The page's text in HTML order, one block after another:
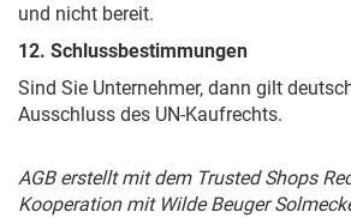
und nicht bereit.
12. Schlussbestimmungen
Sind Sie Unternehmer, dann gilt
Ausschluss des UN-Kaufrechts.
AGBerstellt mit dem Trusted Shops
Kooperation mit Wilde Beuger